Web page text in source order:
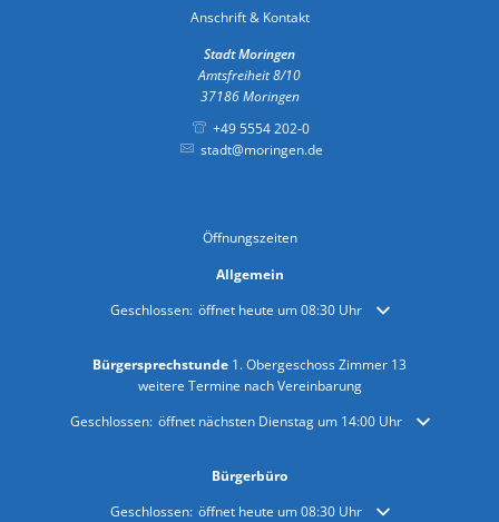
Anschrift & Kontakt
Stadt Moringen
Amtsfreiheit 8/10
37186 Moringen
+49 5554 202-0
stadt@moringen.de
Öffnungszeiten
Allgemein
Klicken, um weitere Öffnungs- oder Schließzeiten
Geschlossen: öffnet heute um 08:30 Uhr
Bürgersprechstunde 1. Obergeschoss Zimmer 13
weitere Termine nach Vereinbarung
Klicken, um weitere Öffnungs- oder Schließzeiten auszublenden
Geschlossen: öffnet nächsten Dienstag um 14:00 Uhr
Bürgerbüro
Klicken, um weitere Öffnungs- oder Schließzeiten
Geschlossen: öffnet heute um 08:30 Uhr